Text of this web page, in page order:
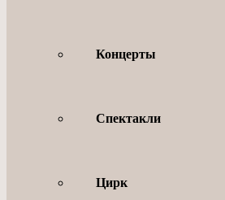
Концерты
Спектакли
Цирк